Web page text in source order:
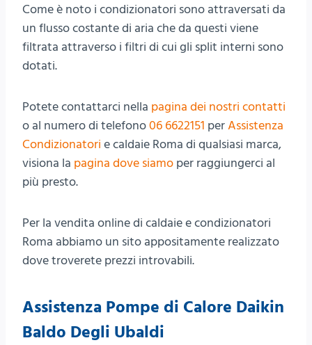
Come è noto i condizionatori sono attraversati da
un flusso costante di aria che da questi viene
filtrata attraverso i filtri di cui gli split interni sono
dotati.
Potete contattarci nella pagina dei nostri contatti
o al numero di telefono06 6622151 perAssistenza
Condizionatori e caldaie Roma di qualsiasi marca,
visiona la pagina dove siamo per raggiungerci al
più presto.
Per la vendita online di caldaie e condizionatori
Roma abbiamo un sito appositamente realizzato
dove troverete prezzi introvabili.
Assistenza Pompe di Calore Daikin
Baldo Degli Ubaldi